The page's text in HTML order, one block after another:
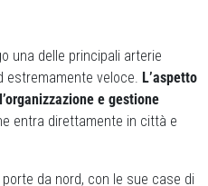
una delle principali arterie
estremamente veloce. L’aspetto
e gestione
entra direttamente in città e
da nord, con le sue case di